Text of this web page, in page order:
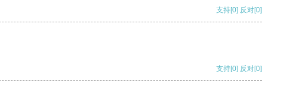
支持[0] 反对[0]
支持[0] 反对[0]